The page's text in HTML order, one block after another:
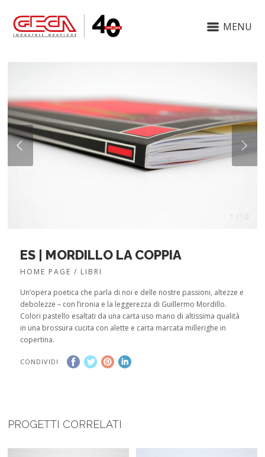
MENU
1 / 10
ES | MORDILLO LA COPPIA
HOME PAGE / LIBRI
Un’opera poetica che parla di noi e delle nostre passioni, altezze e
debolezze – con l’ironia e la leggerezza di Guillermo Mordillo.
Colori pastello esaltati da una carta uso mano di altissima qualità
in una brossura cucita con alette e carta marcata millerighe in
copertina.
CONDIVIDI
PROGETTI CORRELATI